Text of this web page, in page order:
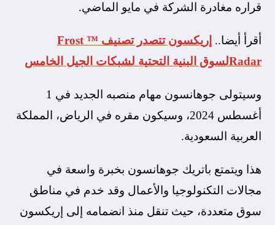
قراره مغادرة الشركة في مايو الماضي.
أقرأ أيضا..
إريكسون تتصدر تصنيف ™ Frost
Radarلسوق البنية التحتية لشبكات الجيل الخامس
وسيتولى جوهانسون مهام منصبه الجديد في 1
أغسطس 2024، وسيكون مقره في الرياض، المملكة
العربية السعودية.
هذا ويتمتع باتريك جوهانسون بخبرة واسعة في
مجالات التكنولوجيا والأعمال وقد خدم في مناطق
سوق متعددة، حيث تنقل منذ انضمامه إلى إريكسون